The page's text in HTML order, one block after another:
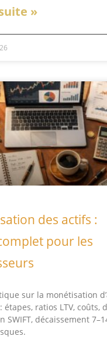
»
des actifs :
pour les
sur la monétisation
: étapes, ratios LTV, coûts,
SWIFT, décaissement